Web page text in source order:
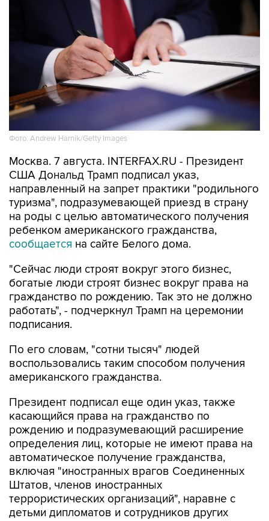
Фото: Andrew Harnik/Getty Images
Москва. 7 августа. INTERFAX.RU - Президент
США Дональд Трамп подписал указ,
направленный на запрет практики "родильного
туризма", подразумевающей приезд в страну
на роды с целью автоматического получения
ребенком американского гражданства,
сообщается на сайте Белого дома.
"Сейчас люди строят вокруг этого бизнес,
богатые люди строят бизнес вокруг права на
гражданство по рождению. Так это не должно
работать", - подчеркнул Трамп на церемонии
подписания.
По его словам, "сотни тысяч" людей
воспользовались таким способом получения
американского гражданства.
Президент подписал еще один указ, также
касающийся права на гражданство по
рождению и подразумевающий расширение
определения лиц, которые не имеют права на
автоматическое получение гражданства,
включая "иностранных врагов Соединенных
Штатов, членов иностранных
террористических организаций", наравне с
детьми дипломатов и сотрудников других